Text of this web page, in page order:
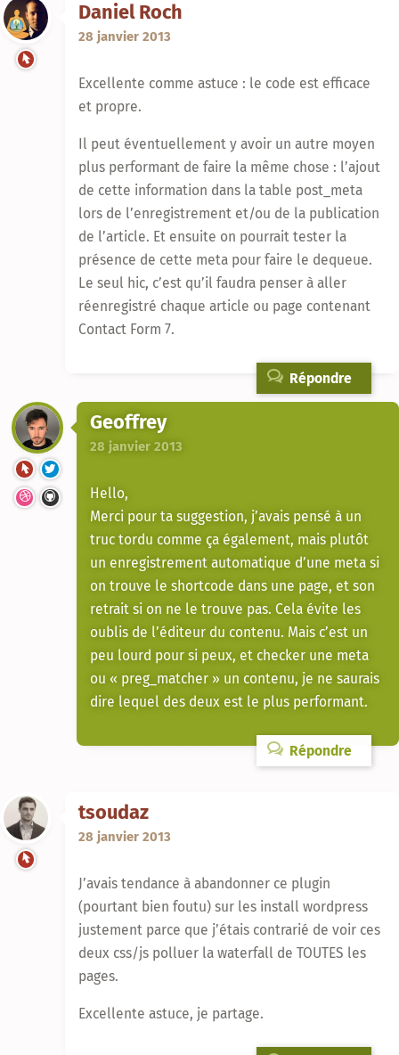
Daniel Roch
28 janvier 2013
Excellente comme astuce : le code est efficace
et propre.
Il peut éventuellement y avoir un autre moyen
plus performant de faire la même chose : l’ajout
de cette information dans la table post_meta
lors de l’enregistrement et/ou de la publication
de l’article. Et ensuite on pourrait tester la
présence de cette meta pour faire le dequeue.
Le seul hic, c’est qu’il faudra penser à aller
réenregistré chaque article ou page contenant
Contact Form 7.
Répondre
Geoffrey
28 janvier 2013
Hello,
Merci pour ta suggestion, j’avais pensé à un
truc tordu comme ça également, mais plutôt
un enregistrement automatique d’une meta si
on trouve le shortcode dans une page, et son
retrait si on ne le trouve pas. Cela évite les
oublis de l’éditeur du contenu. Mais c’est un
peu lourd pour si peux, et checker une meta
ou « preg_matcher » un contenu, je ne saurais
dire lequel des deux est le plus performant.
Répondre
tsoudaz
28 janvier 2013
J’avais tendance à abandonner ce plugin
(pourtant bien foutu) sur les install wordpress
justement parce que j’étais contrarié de voir ces
deux css/js polluer la waterfall de TOUTES les
pages.
Excellente astuce, je partage.